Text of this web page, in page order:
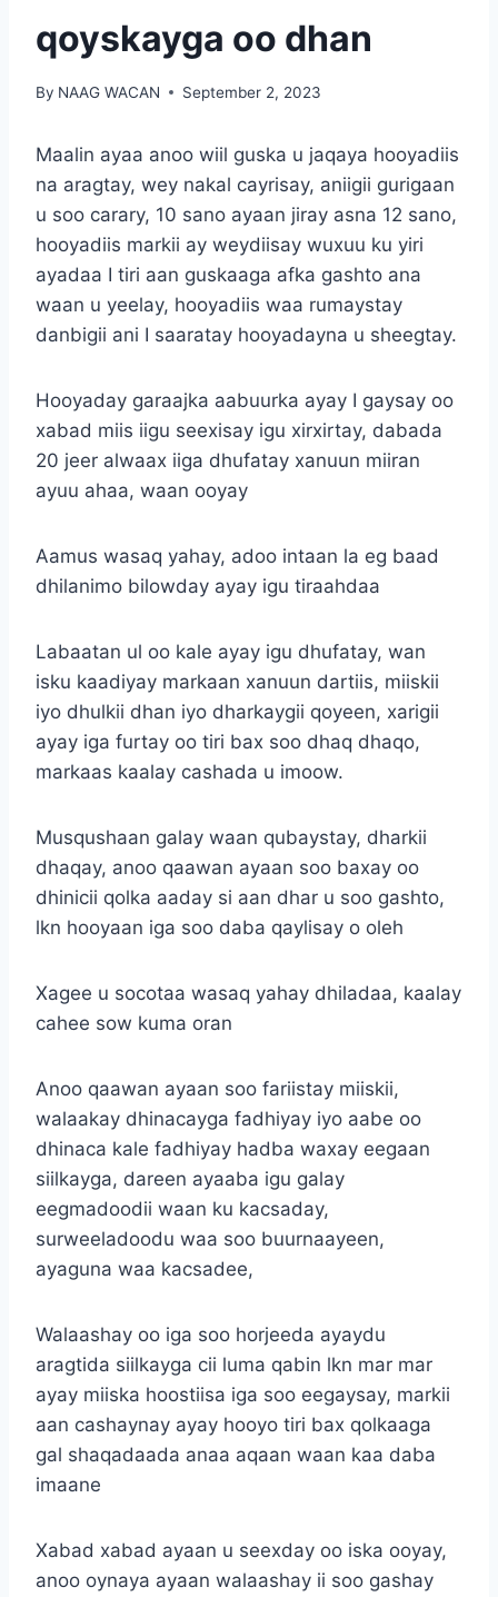
qoyskayga oo dhan
By NAAG WACAN September 2, 2023
Maalin ayaa anoo wiil guska u jaqaya hooyadiis
na aragtay, wey nakal cayrisay, aniigii gurigaan
u soo carary, 10 sano ayaan jiray asna 12 sano,
hooyadiis markii ay weydiisay wuxuu ku yiri
ayadaa I tiri aan guskaaga afka gashto ana
waan u yeelay, hooyadiis waa rumaystay
danbigii ani I saaratay hooyadayna u sheegtay.
Hooyaday garaajka aabuurka ayay I gaysay oo
xabad miis iigu seexisay igu xirxirtay, dabada
20 jeer alwaax iiga dhufatay xanuun miiran
ayuu ahaa, waan ooyay
Aamus wasaq yahay, adoo intaan la eg baad
dhilanimo bilowday ayay igu tiraahdaa
Labaatan ul oo kale ayay igu dhufatay, wan
isku kaadiyay markaan xanuun dartiis, miiskii
iyo dhulkii dhan iyo dharkaygii qoyeen, xarigii
ayay iga furtay oo tiri bax soo dhaq dhaqo,
markaas kaalay cashada u imoow.
Musqushaan galay waan qubaystay, dharkii
dhaqay, anoo qaawan ayaan soo baxay oo
dhinicii qolka aaday si aan dhar u soo gashto,
lkn hooyaan iga soo daba qaylisay o oleh
Xagee u socotaa wasaq yahay dhiladaa, kaalay
cahee sow kuma oran
Anoo qaawan ayaan soo fariistay miiskii,
walaakay dhinacayga fadhiyay iyo aabe oo
dhinaca kale fadhiyay hadba waxay eegaan
siilkayga, dareen ayaaba igu galay
eegmadoodii waan ku kacsaday,
surweeladoodu waa soo buurnaayeen,
ayaguna waa kacsadee,
Walaashay oo iga soo horjeeda ayaydu
aragtida siilkayga cii luma qabin lkn mar mar
ayay miiska hoostiisa iga soo eegaysay, markii
aan cashaynay ayay hooyo tiri bax qolkaaga
gal shaqadaada anaa aqaan waan kaa daba
imaane
Xabad xabad ayaan u seexday oo iska ooyay,
anoo oynaya ayaan walaashay ii soo gashay